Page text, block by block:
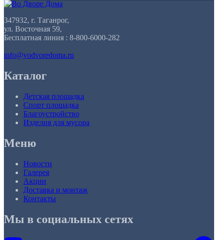
347932, г. Таганрог,
ул. Восточная 59,
Бесплатная линия : 8-800-6000-282
info@vodvoredoma.ru
Каталог
Детская площадка
Спорт площадка
Благоустройство
Изделия для мусора
Меню
Новости
Галерея
Акции
Доставка и монтаж
Контакты
Мы в социальных сетях